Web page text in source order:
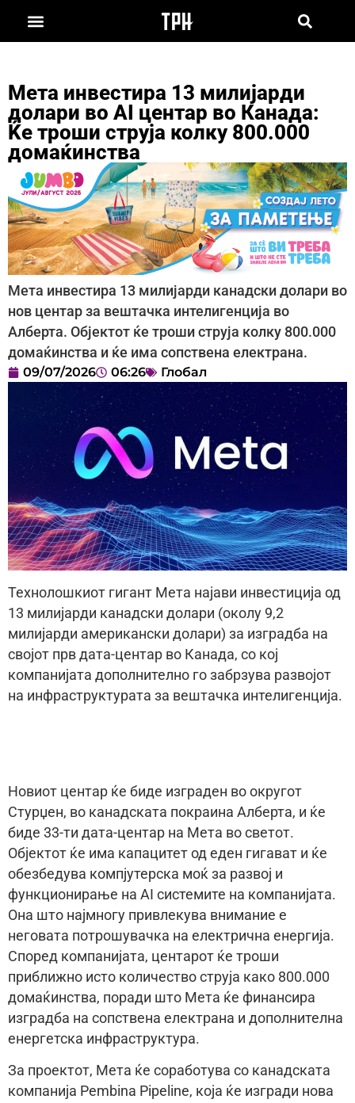
Мета инвестира 13 милијарди
долари во AI центар во Канада:
Ќе троши струја колку 800.000
домаќинства
Мета инвестира 13 милијарди канадски долари во
нов центар за вештачка интелигенција во
Алберта. Објектот ќе троши струја колку 800.000
домаќинства и ќе има сопствена електрана.
09/07/2026 06:26 Глобал
Технолошкиот гигант Мета најави инвестиција од
13 милијарди канадски долари (околу 9,2
милијарди американски долари) за изградба на
својот прв дата-центар во Канада, со кој
компанијата дополнително го забрзува развојот
на инфраструктурата за вештачка интелигенција.
Новиот центар ќе биде изграден во округот
Стурџен, во канадската покраина Алберта, и ќе
биде 33-ти дата-центар на Мета во светот.
Објектот ќе има капацитет од еден гигават и ќе
обезбедува компјутерска моќ за развој и
функционирање на AI системите на компанијата.
Она што најмногу привлекува внимание е
неговата потрошувачка на електрична енергија.
Според компанијата, центарот ќе троши
приближно исто количество струја како 800.000
домаќинства, поради што Мета ќе финансира
изградба на сопствена електрана и дополнителна
енергетска инфраструктура.
За проектот, Мета ќе соработува со канадската
компанија Pembina Pipeline, која ќе изгради нова